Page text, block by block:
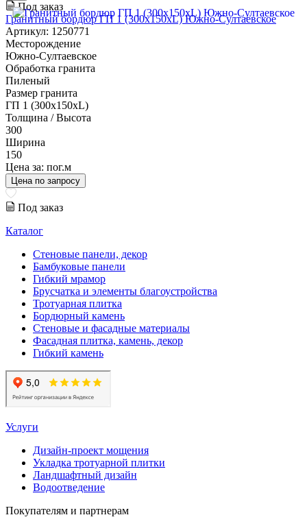
Под заказ
Гранитный бордюр ГП 1 (300x150xL) Южно-Султаевское
Артикул: 1250771
Месторождение
Южно-Султаевское
Обработка гранита
Пиленый
Размер гранита
ГП 1 (300x150xL)
Толщина / Высота
300
Ширина
150
Цена за: пог.м
Цена по запросу
Под заказ
Каталог
Стеновые панели, декор
Бамбуковые панели
Гибкий мрамор
Брусчатка и элементы благоустройства
Тротуарная плитка
Бордюрный камень
Стеновые и фасадные материалы
Фасадная плитка, камень, декор
Гибкий камень
Услуги
Дизайн-проект мощения
Укладка тротуарной плитки
Ландшафтный дизайн
Водоотведение
Покупателям и партнерам